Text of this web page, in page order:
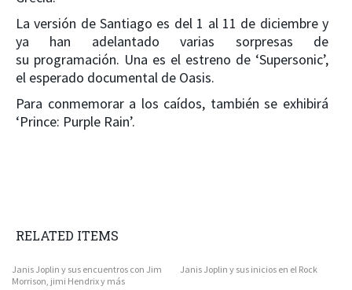
La versión de Santiago es del 1 al 11 de diciembre y
ya han adelantado varias sorpresas de
su programación. Una es el estreno de ‘Supersonic’,
el esperado documental de Oasis.
Para conmemorar a los caídos, también se exhibirá
‘Prince: Purple Rain’.
RELATED ITEMS
Janis Joplin y sus encuentros con Jim
Morrison, jimi Hendrix y más
Janis Joplin y sus inicios en el Rock